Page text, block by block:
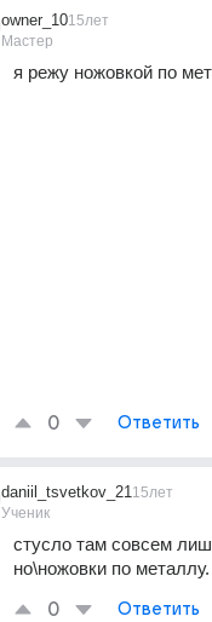
owner_10
Мастер
15лет
я режу ножовкой по
0 Ответить
daniil_tsvetkov_21
Ученик
15лет
стусло там совсем
но\ножовки по металлу.
0 Ответить